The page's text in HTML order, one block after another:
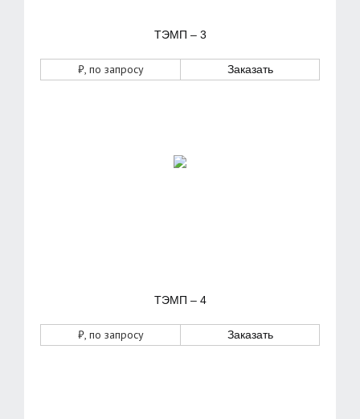
ТЭМП – 3
₽, по запросу Заказать
ТЭМП – 4
₽, по запросу Заказать